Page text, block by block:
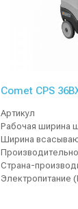
Comet CPS
Артикул
Страна-
Электропитание